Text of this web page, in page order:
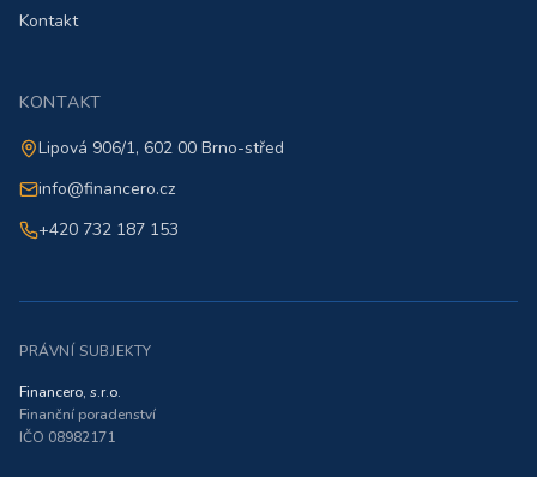
Kontakt
KONTAKT
Lipová 906/1, 602 00 Brno-střed
info@financero.cz
+420 732 187 153
PRÁVNÍ SUBJEKTY
Financero, s.r.o.
Finanční poradenství
IČO 08982171